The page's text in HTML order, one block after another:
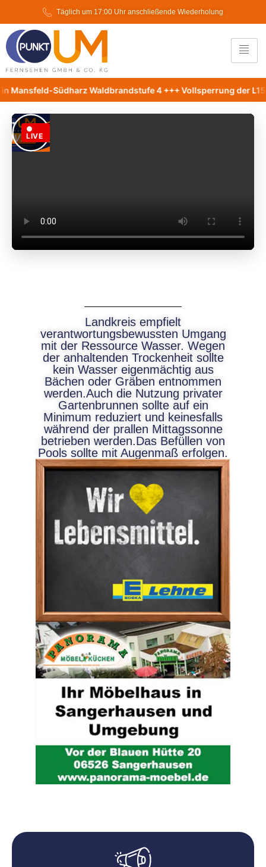
Täglich um 17:00 Uhr anschließende Wiederholung
Südharz Waldbrandstufe 4 +++ Vollsperrung der
●
LIVE
Landkreis empfielt
verantwortungsbewussten Umgang
mit der Ressource Wasser. Wegen
der anhaltenden Trockenheit sollte
kein Wasser eigenmächtig aus
Bächen oder Gräben entnommen
werden.Auch die Nutzung privater
Gartenbrunnen sollte auf ein
Minimum reduziert und keinesfalls
während der prallen Mittagssonne
betrieben werden.Das Befüllen von
Pools sollte mit Augenmaß erfolgen.